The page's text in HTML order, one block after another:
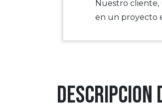
Nuestro cliente,
en un proyecto
Descripcion